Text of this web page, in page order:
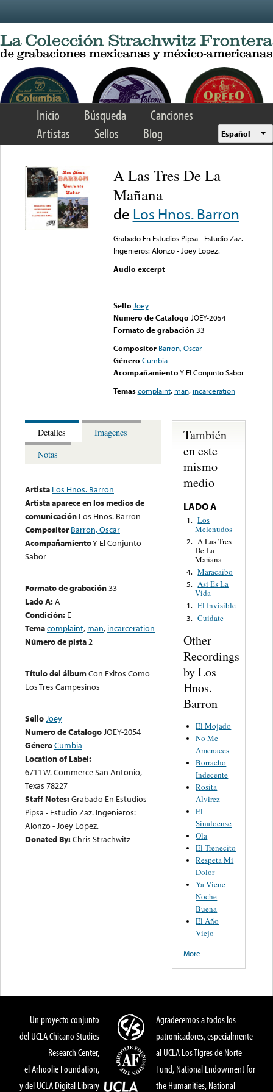
Inicio Búsqueda
Canciones
Artistas
Sellos Blog Español
A Las Tres De La
Mañana
de Los Hnos. Barron
Grabado En Estudios Pipsa - Estudio Zaz.
Ingenieros: Alonzo - Joey Lopez.
Audio excerpt
Sello Joey
Numero de Catalogo JOEY-2054
Formato de grabación 33
Compositor Barron, Oscar
Género Cumbia
AcompañamientoY El Conjunto Sabor
Temas complaint, man, incarceration
Detalles
Imagenes
Notas
Artista Los Hnos. Barron
Artista aparece en los medios de
comunicación Los Hnos. Barron
Compositor Barron, Oscar
AcompañamientoY El Conjunto
Sabor
Formato de grabación33
Lado A:A
Condición: E
Temacomplaint, man, incarceration
Número de pista2
Título del álbumCon Exitos Como
Los Tres Campesinos
SelloJoey
Numero de CatalogoJOEY-2054
GéneroCumbia
Location of Label:
6711 W. Commerce San Antonio,
Texas 78227
Staff Notes:Grabado En Estudios
Pipsa - Estudio Zaz. Ingenieros:
Alonzo - Joey Lopez.
Donated By:Chris Strachwitz
También
en este
mismo
medio
LADO A
1. Los
Melenudos
2. A Las Tres
De La
Mañana
4. Maracaibo
5. Asi Es La
Vida
1. El Invisible
3. Cuidate
Other
Recordings
by Los
Hnos.
Barron
El Mojado
No Me
Amenaces
Borracho
Indecente
Rosita
Alvirez
El
Sinaloense
Ola
El Trenecito
Respeta Mi
Dolor
Ya Viene
Noche
Buena
El Año
Viejo
More
Un proyecto conjunto
del UCLA Chicano Studies
Research Center,
el Arhoolie Foundation,
y del UCLA Digital Library
Agradecemos a todos los
patronicadores, especialmente
al UCLA Los Tigres de Norte
Fund, National Endowment for
the Humanities, National